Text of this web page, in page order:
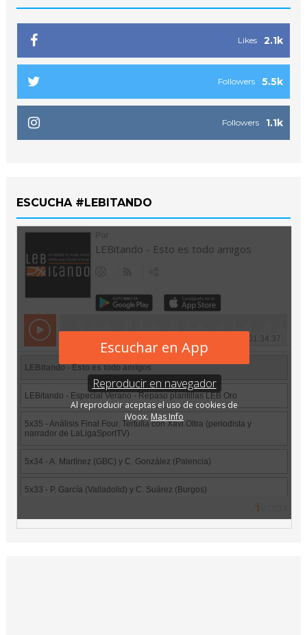
2.1k
Likes
5.5k
Followers
1.1k
Followers
ESCUCHA #LEBITANDO